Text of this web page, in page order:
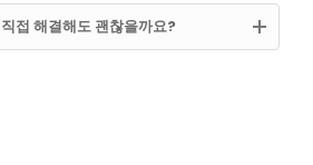
접 해결해도 괜찮을까요?